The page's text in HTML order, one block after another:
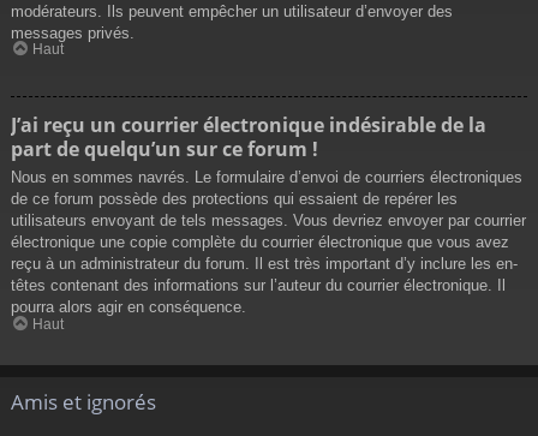
modérateurs. Ils peuvent empêcher un utilisateur d’envoyer des
messages privés.
Haut
J’ai reçu un courrier électronique indésirable de la
part de quelqu’un sur ce forum !
Nous en sommes navrés. Le formulaire d’envoi de courriers électroniques
de ce forum possède des protections qui essaient de repérer les
utilisateurs envoyant de tels messages. Vous devriez envoyer par courrier
électronique une copie complète du courrier électronique que vous avez
reçu à un administrateur du forum. Il est très important d’y inclure les en-
têtes contenant des informations sur l’auteur du courrier électronique. Il
pourra alors agir en conséquence.
Haut
Amis et ignorés